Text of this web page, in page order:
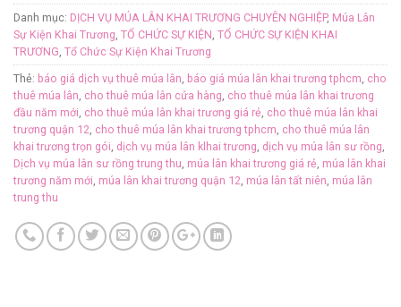
Danh mục: DỊCH VỤ MÚA LÂN KHAI TRƯƠNG CHUYÊN NGHIỆP, Múa Lân
Sự Kiện Khai Trương, TỔ CHỨC SỰ KIỆN, TỔ CHỨC SỰ KIỆN KHAI
TRƯƠNG, Tổ Chức Sự Kiện Khai Trương
Thẻ: báo giá dịch vụ thuê múa lân, báo giá múa lân khai trương tphcm, cho
thuê múa lân, cho thuê múa lân cửa hàng, cho thuê múa lân khai trương
đầu năm mới, cho thuê múa lân khai trương giá rẻ, cho thuê múa lân khai
trương quận 12, cho thuê múa lân khai trương tphcm, cho thuê múa lân
khai trương trọn gói, dịch vụ múa lân klhai trương, dịch vụ múa lân sư rồng,
Dịch vụ múa lân sư rồng trung thu, múa lân khai trương giá rẻ, múa lân khai
trương năm mới, múa lân khai trương quận 12, múa lân tất niên, múa lân
trung thu